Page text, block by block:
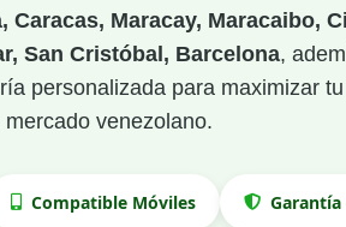
Caracas, Maracay, Maracaibo,
San Cristóbal, Barcelona,
personalizada para maximizar
venezolano.
Compatible Móviles Garantía